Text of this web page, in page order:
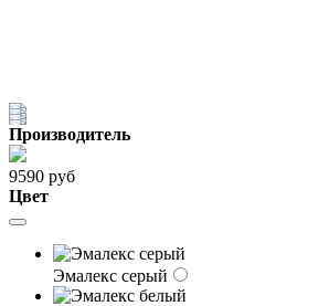
Производитель
9590 руб
Цвет
Эмалекс серый